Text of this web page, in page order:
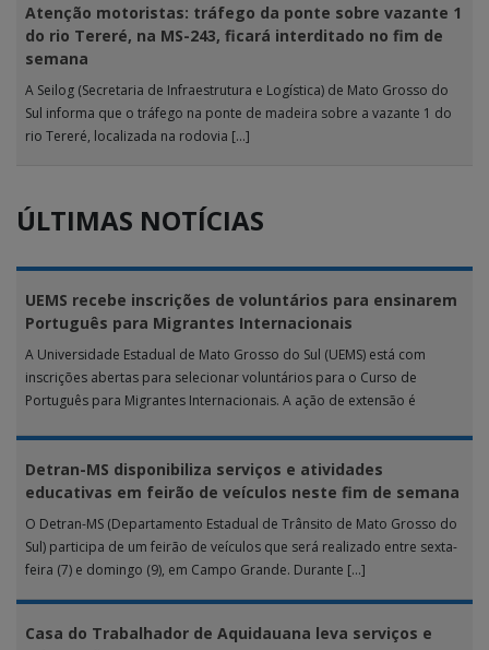
Atenção motoristas: tráfego da ponte sobre vazante 1
do rio Tereré, na MS-243, ficará interditado no fim de
semana
A Seilog (Secretaria de Infraestrutura e Logística) de Mato Grosso do
Sul informa que o tráfego na ponte de madeira sobre a vazante 1 do
rio Tereré, localizada na rodovia […]
ÚLTIMAS NOTÍCIAS
UEMS recebe inscrições de voluntários para ensinarem
Português para Migrantes Internacionais
A Universidade Estadual de Mato Grosso do Sul (UEMS) está com
inscrições abertas para selecionar voluntários para o Curso de
Português para Migrantes Internacionais. A ação de extensão é
Detran-MS disponibiliza serviços e atividades
educativas em feirão de veículos neste fim de semana
O Detran-MS (Departamento Estadual de Trânsito de Mato Grosso do
Sul) participa de um feirão de veículos que será realizado entre sexta-
feira (7) e domingo (9), em Campo Grande. Durante […]
Casa do Trabalhador de Aquidauana leva serviços e